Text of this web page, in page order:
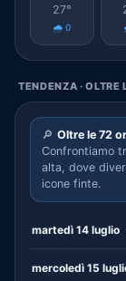
27°
🌧️ 0
TENDENZA · OLTRE
🔎 Oltre le 72
Confrontiamo
alta, dove
icone finte.
martedì 14 luglio
mercoledì 15